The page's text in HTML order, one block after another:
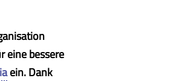
eine bessere
ein. Dank